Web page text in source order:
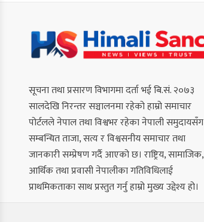
सूचना तथा प्रसारण विभागमा दर्ता भई बि.सं. २०७३
सालदेखि निरन्तर सञ्चालनमा रहेको हाम्रो समाचार
पोर्टलले नेपाल तथा विश्वभर रहेका नेपाली समुदायसँग
सम्बन्धित ताजा, सत्य र विश्वसनीय समाचार तथा
जानकारी सम्प्रेषण गर्दै आएको छ। राष्ट्रिय, सामाजिक,
आर्थिक तथा प्रवासी नेपालीका गतिविधिलाई
प्राथमिकताका साथ प्रस्तुत गर्नु हाम्रो मुख्य उद्देश्य हो।